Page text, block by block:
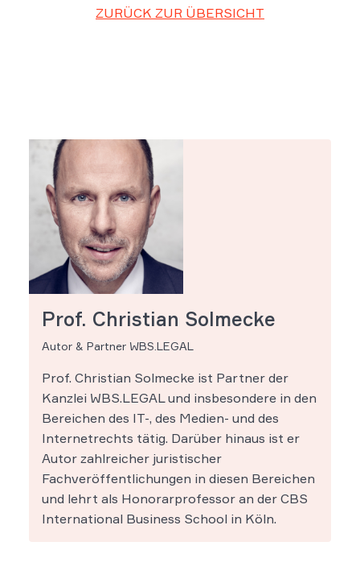
ZURÜCK ZUR ÜBERSICHT
Prof. Christian Solmecke
Autor & Partner WBS.LEGAL
Prof. Christian Solmecke ist Partner der
Kanzlei WBS.LEGAL und insbesondere in den
Bereichen des IT-, des Medien- und des
Internetrechts tätig. Darüber hinaus ist er
Autor zahlreicher juristischer
Fachveröffentlichungen in diesen Bereichen
und lehrt als Honorarprofessor an der CBS
International Business School in Köln.